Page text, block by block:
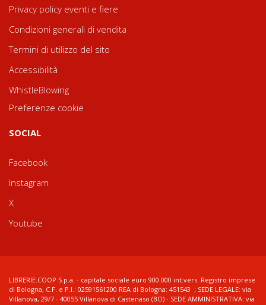
Privacy policy eventi e fiere
Condizioni generali di vendita
Termini di utilizzo del sito
Accessibilità
WhistleBlowing
Preferenze cookie
SOCIAL
Facebook
Instagram
X
Youtube
LIBRERIE.COOP S.p.a. - capitale sociale euro 900.000 int.vers. Registro imprese
di Bologna, C.F. e P.I.: 02591561200 REA di Bologna: 451543 ; SEDE LEGALE: via
Villanova, 29/7 - 40055 Villanova di Castenaso (BO) - SEDE AMMINISTRATIVA: via